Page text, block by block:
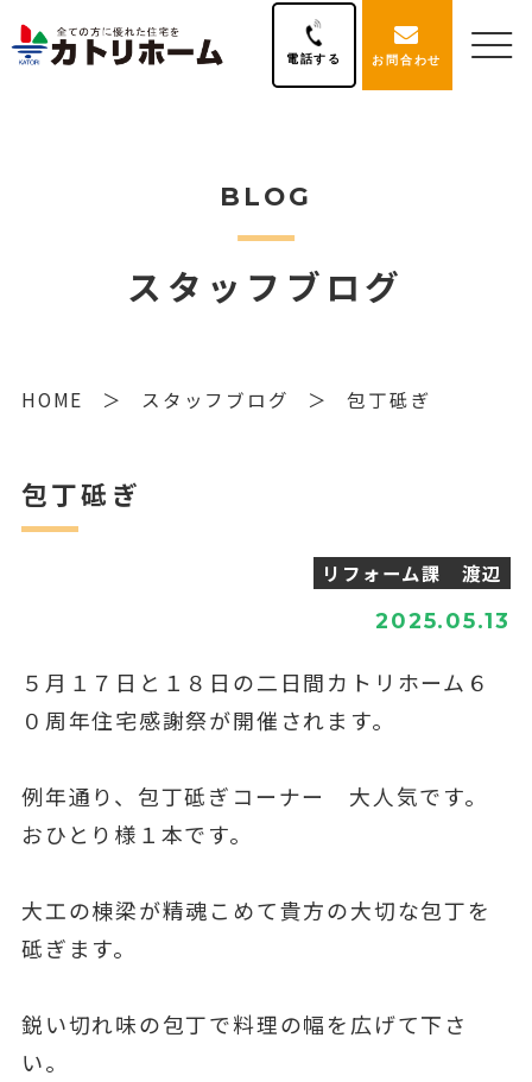
電話する お問合わせ
BLOG
スタッフブログ
HOME スタッフブログ 包丁砥ぎ
包丁砥ぎ
リフォーム課 渡辺
2025.05.13
５月１７日と１８日の二日間カトリホーム６
０周年住宅感謝祭が開催されます。
例年通り、包丁砥ぎコーナー 大人気です。
おひとり様１本です。
大工の棟梁が精魂こめて貴方の大切な包丁を
砥ぎます。
鋭い切れ味の包丁で料理の幅を広げて下さ
い。